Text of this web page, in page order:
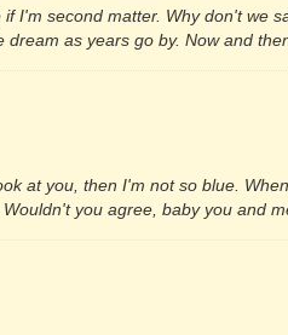
I'm second matter. Why don't we
as years go by. Now and
at you, then I'm not so blue.
you agree, baby you and